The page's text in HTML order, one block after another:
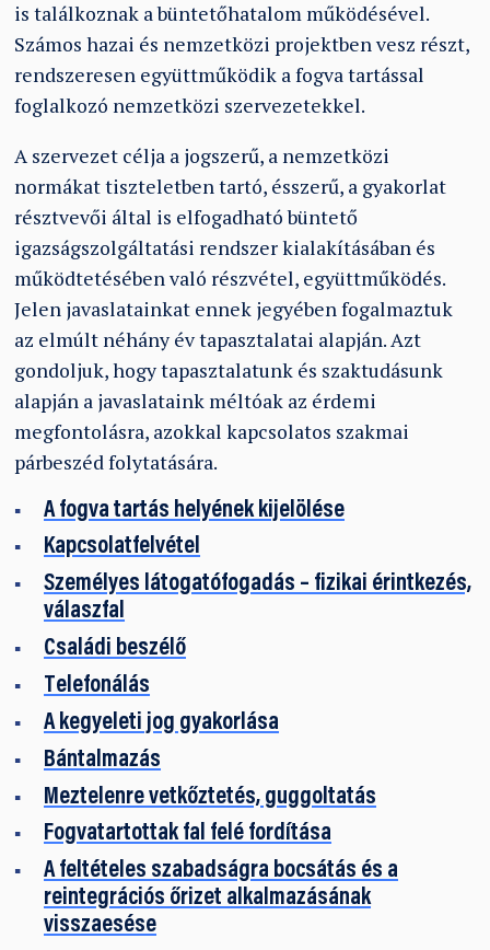
is találkoznak a büntetőhatalom működésével.
Számos hazai és nemzetközi projektben vesz részt,
rendszeresen együttműködik a fogva tartással
foglalkozó nemzetközi szervezetekkel.
A szervezet célja a jogszerű, a nemzetközi
normákat tiszteletben tartó, ésszerű, a gyakorlat
résztvevői által is elfogadható büntető
igazságszolgáltatási rendszer kialakításában és
működtetésében való részvétel, együttműködés.
Jelen javaslatainkat ennek jegyében fogalmaztuk
az elmúlt néhány év tapasztalatai alapján. Azt
gondoljuk, hogy tapasztalatunk és szaktudásunk
alapján a javaslataink méltóak az érdemi
megfontolásra, azokkal kapcsolatos szakmai
párbeszéd folytatására.
A fogva tartás helyének kijelölése
Kapcsolatfelvétel
Személyes látogatófogadás – fizikai érintkezés,
válaszfal
Családi beszélő
Telefonálás
A kegyeleti jog gyakorlása
Bántalmazás
Meztelenre vetkőztetés, guggoltatás
Fogvatartottak fal felé fordítása
A feltételes szabadságra bocsátás és a
reintegrációs őrizet alkalmazásának
visszaesése